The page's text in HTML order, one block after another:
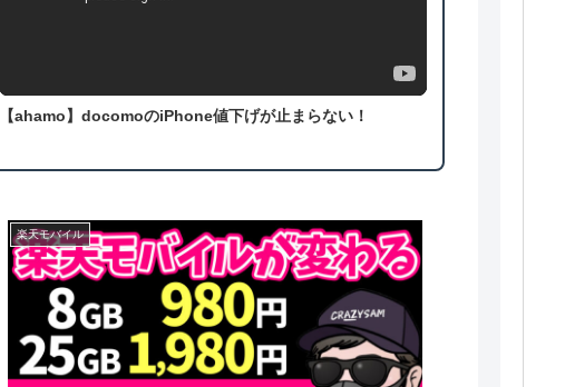
【ahamo】docomoのiPhone値下げが止まらない！
楽天モバイル